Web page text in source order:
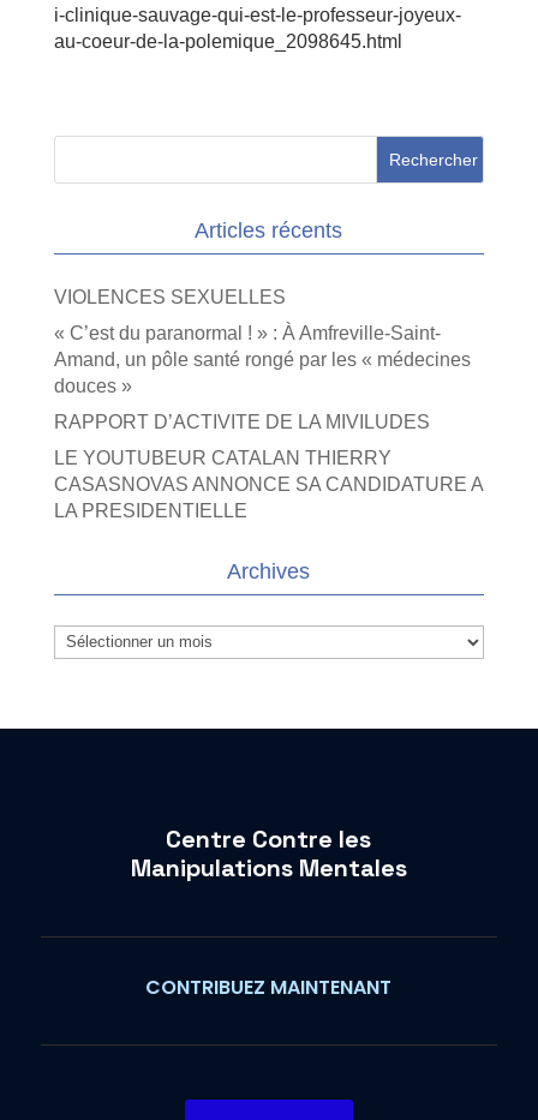
i-clinique-sauvage-qui-est-le-professeur-joyeux-
au-coeur-de-la-polemique_2098645.html
Articles récents
VIOLENCES SEXUELLES
« C’est du paranormal ! » : À Amfreville-Saint-
Amand, un pôle santé rongé par les « médecines
douces »
RAPPORT D’ACTIVITE DE LA MIVILUDES
LE YOUTUBEUR CATALAN THIERRY
CASASNOVAS ANNONCE SA CANDIDATURE A
LA PRESIDENTIELLE
Archives
Archives
Centre Contre les
Manipulations Mentales
CONTRIBUEZ MAINTENANT